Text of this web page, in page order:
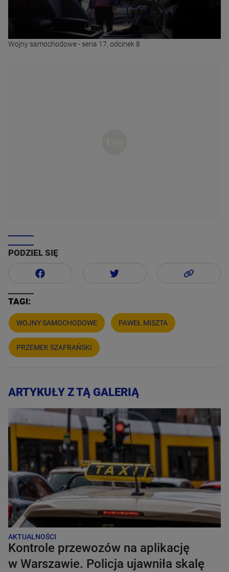
Wojny samochodowe - seria 17, odcinek 8
PODZIEL SIĘ
TAGI:
WOJNY SAMOCHODOWE PAWEŁ MISZTA
PRZEMEK SZAFRAŃSKI
ARTYKUŁY Z TĄ GALERIĄ
AKTUALNOŚCI
Kontrole przewozów na aplikację
w Warszawie. Policja ujawniła skalę